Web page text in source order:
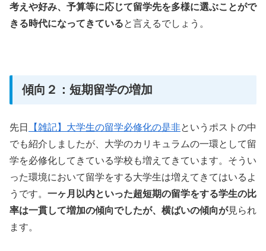
考えや好み、予算等に応じて留学先を多様に選ぶことがで
きる時代になってきていると言えるでしょう。
傾向２：短期留学の増加
先日 【雑記】大学生の留学必修化の是非というポストの中
でも紹介しましたが、大学のカリキュラムの一環として留
学を必修化してきている学校も増えてきています。そうい
った環境において留学をする大学生は増えてきてはいるよ
うです。 一ヶ月以内といった超短期の留学をする学生の比
率は一貫して増加の傾向でしたが、横ばいの傾向が見られ
ます。